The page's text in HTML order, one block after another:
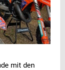
mit den